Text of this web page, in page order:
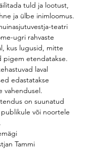
tuld ja lootust,
ja ülbe inimloomus.
teatri
ugri rahvaste
kus lugusid, mitte
pigem etendatakse.
laval
edastatakse
vahendusel.
on suunatud
või noortele
Tammi